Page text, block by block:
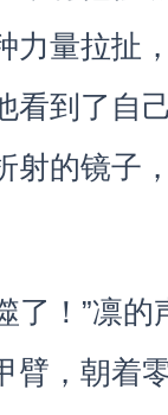
力量拉扯
看到了自
射的镜子
了！”凛的
臂，朝着